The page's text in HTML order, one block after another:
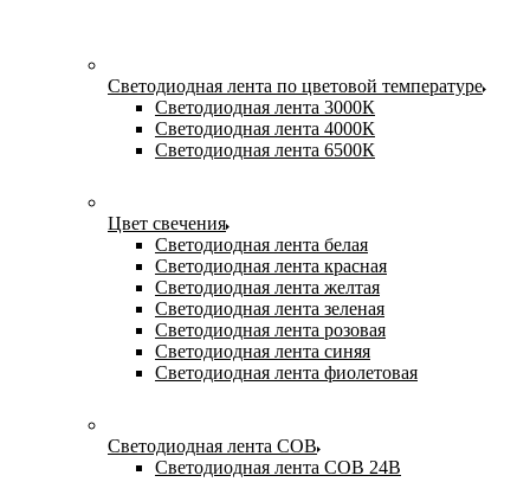
Светодиодная лента по цветовой температуре
Светодиодная лента 3000К
Светодиодная лента 4000К
Светодиодная лента 6500К
Цвет свечения
Светодиодная лента белая
Светодиодная лента красная
Светодиодная лента желтая
Светодиодная лента зеленая
Светодиодная лента розовая
Светодиодная лента синяя
Светодиодная лента фиолетовая
Светодиодная лента COB
Светодиодная лента COB 24В